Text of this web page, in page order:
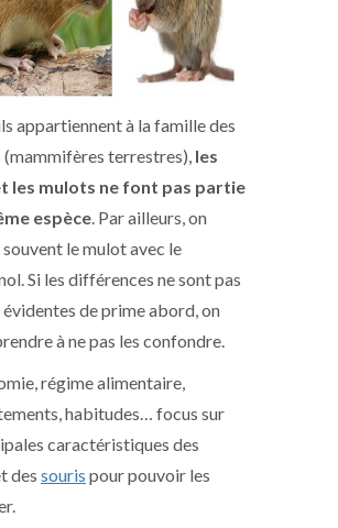
appartiennent à la famille des
terrestres), les
les mulots ne font pas partie
espèce. Par ailleurs, on
le mulot avec le
Si les différences ne sont pas
de prime abord, on
à ne pas les confondre.
régime alimentaire,
habitudes… focus sur
caractéristiques des
des souris pour pouvoir les